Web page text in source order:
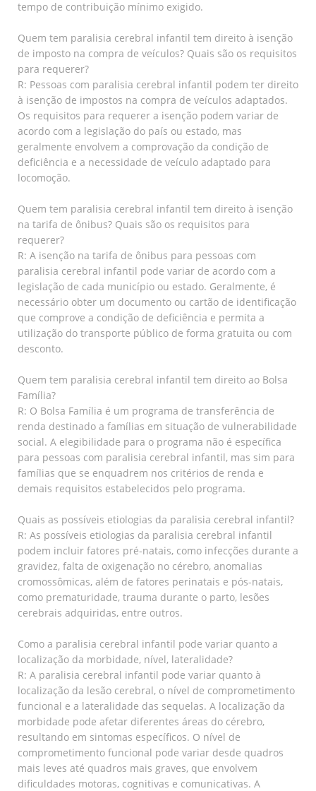
tempo de contribuição mínimo exigido.
Quem tem paralisia cerebral infantil tem direito à isenção
de imposto na compra de veículos? Quais são os requisitos
para requerer?
R: Pessoas com paralisia cerebral infantil podem ter direito
à isenção de impostos na compra de veículos adaptados.
Os requisitos para requerer a isenção podem variar de
acordo com a legislação do país ou estado, mas
geralmente envolvem a comprovação da condição de
deficiência e a necessidade de veículo adaptado para
locomoção.
Quem tem paralisia cerebral infantil tem direito à isenção
na tarifa de ônibus? Quais são os requisitos para
requerer?
R: A isenção na tarifa de ônibus para pessoas com
paralisia cerebral infantil pode variar de acordo com a
legislação de cada município ou estado. Geralmente, é
necessário obter um documento ou cartão de identificação
que comprove a condição de deficiência e permita a
utilização do transporte público de forma gratuita ou com
desconto.
Quem tem paralisia cerebral infantil tem direito ao Bolsa
Família?
R: O Bolsa Família é um programa de transferência de
renda destinado a famílias em situação de vulnerabilidade
social. A elegibilidade para o programa não é específica
para pessoas com paralisia cerebral infantil, mas sim para
famílias que se enquadrem nos critérios de renda e
demais requisitos estabelecidos pelo programa.
Quais as possíveis etiologias da paralisia cerebral infantil?
R: As possíveis etiologias da paralisia cerebral infantil
podem incluir fatores pré-natais, como infecções durante a
gravidez, falta de oxigenação no cérebro, anomalias
cromossômicas, além de fatores perinatais e pós-natais,
como prematuridade, trauma durante o parto, lesões
cerebrais adquiridas, entre outros.
Como a paralisia cerebral infantil pode variar quanto a
localização da morbidade, nível, lateralidade?
R: A paralisia cerebral infantil pode variar quanto à
localização da lesão cerebral, o nível de comprometimento
funcional e a lateralidade das sequelas. A localização da
morbidade pode afetar diferentes áreas do cérebro,
resultando em sintomas específicos. O nível de
comprometimento funcional pode variar desde quadros
mais leves até quadros mais graves, que envolvem
dificuldades motoras, cognitivas e comunicativas. A